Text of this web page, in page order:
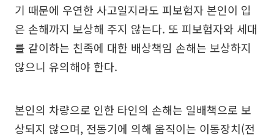
기 때문에 우연한 사고일지라도 피보험자 본인이 입
은 손해까지 보상해 주지 않는다. 또 피보험자와 세대
를 같이하는 친족에 대한 배상책임 손해는 보상하지
않으니 유의해야 한다.
본인의 차량으로 인한 타인의 손해는 일배책으로 보
상되지 않으며, 전동기에 의해 움직이는 이동장치(전